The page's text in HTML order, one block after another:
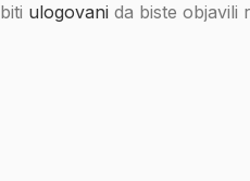
ulogovani da biste objavili